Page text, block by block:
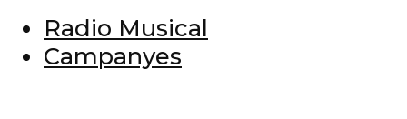
Radio Musical
Campanyes